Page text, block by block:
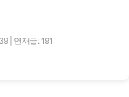
연재글: 191